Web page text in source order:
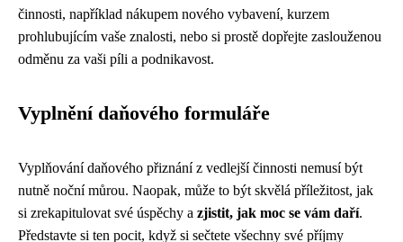
činnosti, například nákupem nového vybavení, kurzem
prohlubujícím vaše znalosti, nebo si prostě dopřejte zaslouženou
odměnu za vaši píli a podnikavost.
Vyplnění daňového formuláře
Vyplňování daňového přiznání z vedlejší činnosti nemusí být
nutně noční můrou. Naopak, může to být skvělá příležitost, jak
si zrekapitulovat své úspěchy a zjistit, jak moc se vám daří.
Představte si ten pocit, když si sečtete všechny své příjmy